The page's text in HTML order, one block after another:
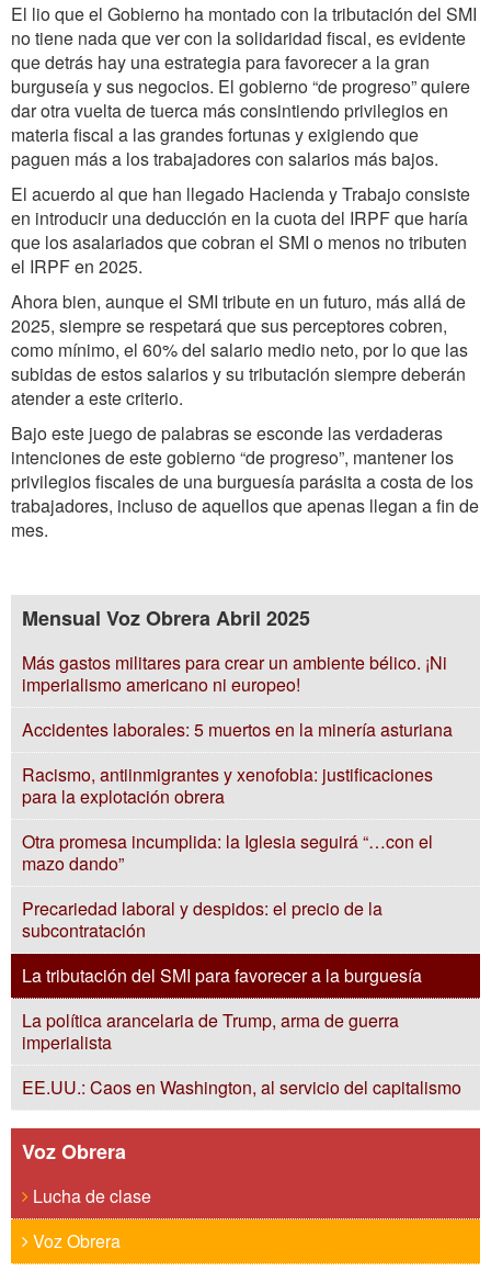
El lio que el Gobierno ha montado con la tributación del SMI
no tiene nada que ver con la solidaridad fiscal, es evidente
que detrás hay una estrategia para favorecer a la gran
burguseía y sus negocios. El gobierno “de progreso” quiere
dar otra vuelta de tuerca más consintiendo privilegios en
materia fiscal a las grandes fortunas y exigiendo que
paguen más a los trabajadores con salarios más bajos.
El acuerdo al que han llegado Hacienda y Trabajo consiste
en introducir una deducción en la cuota del IRPF que haría
que los asalariados que cobran el SMI o menos no tributen
el IRPF en 2025.
Ahora bien, aunque el SMI tribute en un futuro, más allá de
2025, siempre se respetará que sus perceptores cobren,
como mínimo, el 60% del salario medio neto, por lo que las
subidas de estos salarios y su tributación siempre deberán
atender a este criterio.
Bajo este juego de palabras se esconde las verdaderas
intenciones de este gobierno “de progreso”, mantener los
privilegios fiscales de una burguesía parásita a costa de los
trabajadores, incluso de aquellos que apenas llegan a fin de
mes.
Mensual Voz Obrera Abril 2025
Más gastos militares para crear un ambiente bélico. ¡Ni
imperialismo americano ni europeo!
Accidentes laborales: 5 muertos en la minería asturiana
Racismo, antiinmigrantes y xenofobia: justificaciones
para la explotación obrera
Otra promesa incumplida: la Iglesia seguirá “…con el
mazo dando”
Precariedad laboral y despidos: el precio de la
subcontratación
La tributación del SMI para favorecer a la burguesía
La política arancelaria de Trump, arma de guerra
imperialista
EE.UU.: Caos en Washington, al servicio del capitalismo
Voz Obrera
Lucha de clase
Voz Obrera